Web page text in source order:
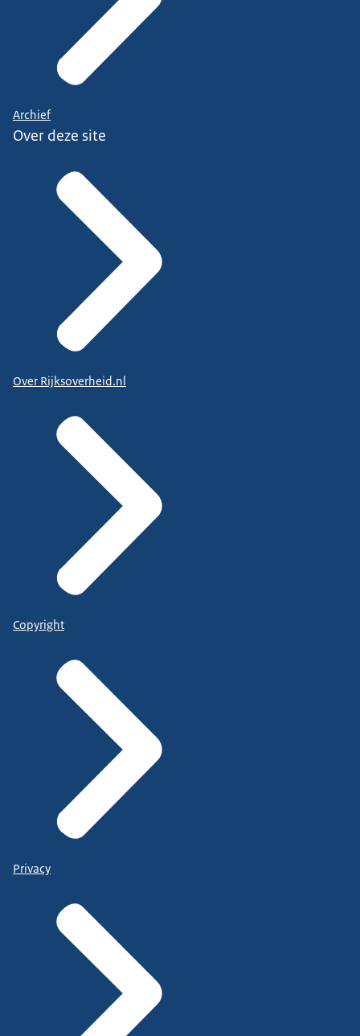
Archief
Over deze site
Over Rijksoverheid.nl
Copyright
Privacy